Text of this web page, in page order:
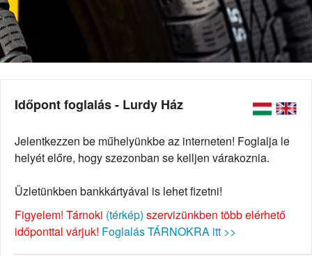
Időpont foglalás - Lurdy Ház
Jelentkezzen be műhelyünkbe az interneten! Foglalja le
helyét előre, hogy szezonban se kelljen várakoznia.
Üzletünkben bankkártyával is lehet fizetni!
Figyelem! Tárnoki (térkép) szervizünkben több elérhető
időponttal várjuk! Foglalás TÁRNOKRA itt >>